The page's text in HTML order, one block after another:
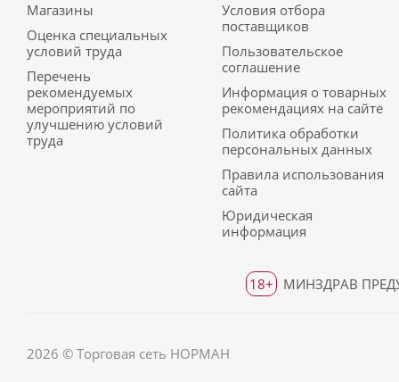
Магазины
Оценка специальных
условий труда
Перечень
рекомендуемых
мероприятий по
улучшению условий
труда
Условия отбора
поставщиков
Пользовательское
соглашение
Информация о товарных
рекомендациях на сайте
Политика обработки
персональных данных
Правила использования
сайта
Юридическая
информация
18+ МИНЗДРАВ
2026 © Торговая сеть НОРМАН